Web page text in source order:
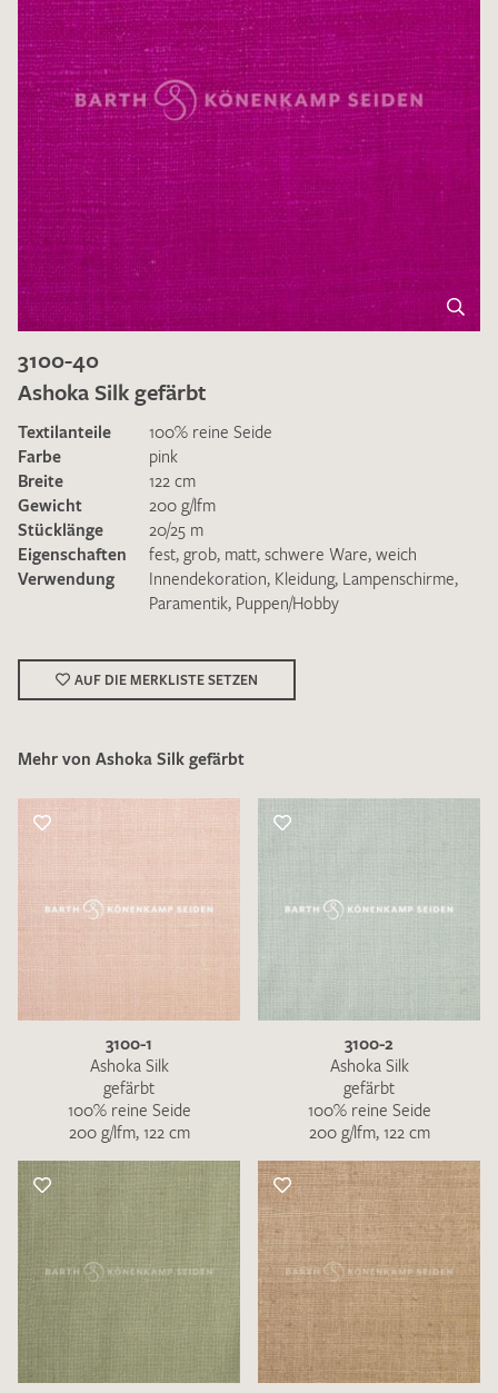
Ich bin damit einverstanden, dass meine angegebenen Daten
zur Beantwortung meiner Musteranfrage genutzt werden.
DieDatenschutzbestimmungenhabe ich zur Kenntnis
MUSTERANFRAGE SENDEN
3100-40
Ashoka Silk gefärbt
Textilanteile
100% reine Seide
Farbe
pink
Breite
122 cm
Gewicht
200 g/lfm
Stücklänge
20/25 m
Eigenschaften
fest, grob, matt, schwere Ware, weich
Verwendung
Innendekoration, Kleidung, Lampenschirme,
Paramentik, Puppen/Hobby
AUF DIE MERKLISTE SETZEN
Mehr von Ashoka Silk gefärbt
3100-1
Ashoka Silk
gefärbt
100% reine Seide
200 g/lfm, 122 cm
3100-2
Ashoka Silk
gefärbt
100% reine Seide
200 g/lfm, 122 cm